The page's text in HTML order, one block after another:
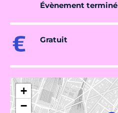
Évènement terminé
Gratuit
+
−